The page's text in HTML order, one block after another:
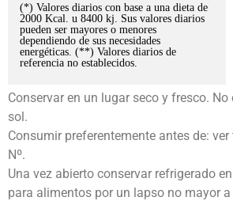
(*) Valores diarios con base a una dieta de
2000 Kcal. u 8400 kj. Sus valores diarios
pueden ser mayores o menores
dependiendo de sus necesidades
energéticas. (**) Valores diarios de
referencia no establecidos.
Conservar en un lugar seco y fresco. No
sol.
Consumir preferentemente antes de:
Nº.
Una vez abierto conservar refrigerado
para alimentos por un lapso no mayor a